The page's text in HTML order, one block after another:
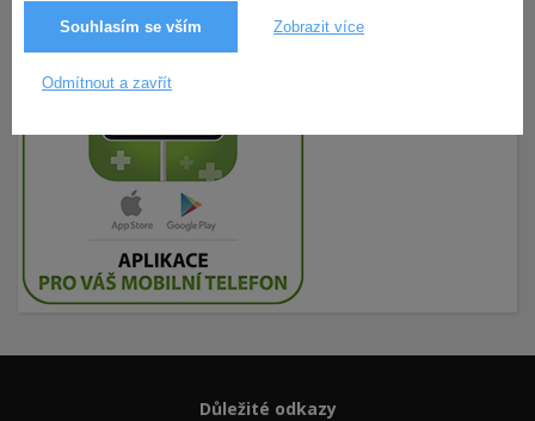
Souhlasím se vším Zobrazit více
Odmítnout a zavřít
Důležité odkazy